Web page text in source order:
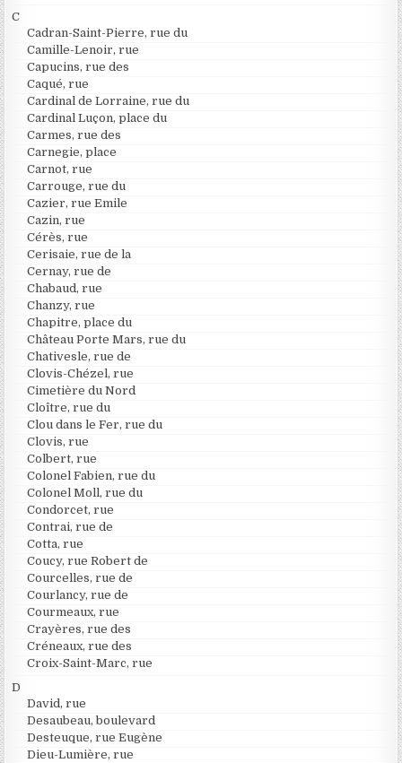
C
Cadran-Saint-Pierre, rue du
Camille-Lenoir, rue
Capucins, rue des
Caqué, rue
Cardinal de Lorraine, rue du
Cardinal Luçon, place du
Carmes, rue des
Carnegie, place
Carnot, rue
Carrouge, rue du
Cazier, rue Emile
Cazin, rue
Cérès, rue
Cerisaie, rue de la
Cernay, rue de
Chabaud, rue
Chanzy, rue
Chapitre, place du
Château Porte Mars, rue du
Chativesle, rue de
Clovis-Chézel, rue
Cimetière du Nord
Cloître, rue du
Clou dans le Fer, rue du
Clovis, rue
Colbert, rue
Colonel Fabien, rue du
Colonel Moll, rue du
Condorcet, rue
Contrai, rue de
Cotta, rue
Coucy, rue Robert de
Courcelles, rue de
Courlancy, rue de
Courmeaux, rue
Crayères, rue des
Créneaux, rue des
Croix-Saint-Marc, rue
D
David, rue
Desaubeau, boulevard
Desteuque, rue Eugène
Dieu-Lumière, rue